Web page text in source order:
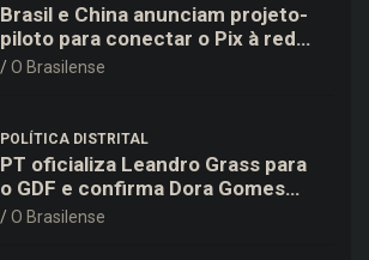
Brasil e China anunciam projeto-
piloto para conectar o Pix à rede
de pagamentos chinesa
O Brasilense
POLÍTICA DISTRITAL
PT oficializa Leandro Grass para
o GDF e confirma Dora Gomes
como vice na chapa majoritária
O Brasilense